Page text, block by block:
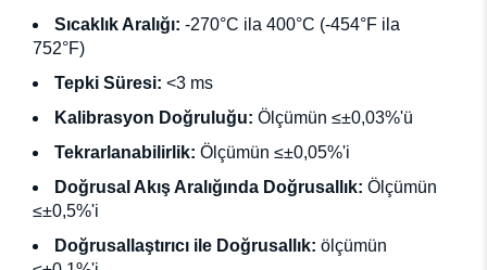
Sıcaklık Aralığı: -270°C ila 400°C (-454°F ila
752°F)
Tepki Süresi: <3 ms
Kalibrasyon Doğruluğu: Ölçümün ≤±0,03%'ü
Tekrarlanabilirlik: Ölçümün ≤±0,05%'i
Doğrusal Akış Aralığında Doğrusallık: Ölçümün
≤±0,5%'i
Doğrusallaştırıcı ile Doğrusallık: ölçümün